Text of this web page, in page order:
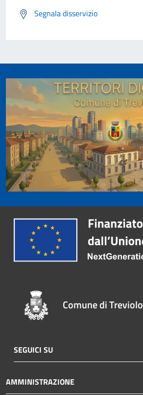
Segnala disservizio
Comune di Treviolo
SEGUICI SU
AMMINISTRAZIONE